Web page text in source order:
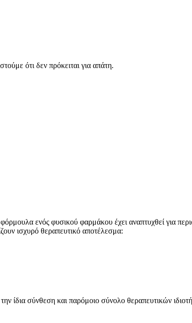
ότι δεν πρόκειται για απάτη.
ενός φυσικού φαρμάκου έχει αναπτυχθεί για
ισχυρό θεραπευτικό αποτέλεσμα:
ίδια σύνθεση και παρόμοιο σύνολο θεραπευτικών